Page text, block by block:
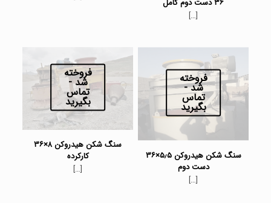
[…]
فروخته
شد -
تماس
بگیرید
سنگ شکن هیدروکن ۵٫۵×۳۶
دست دوم
[…]
فروخته
شد -
تماس
بگیرید
سنگ شکن هیدروکن ۸×۳۶
کارکرده
[…]